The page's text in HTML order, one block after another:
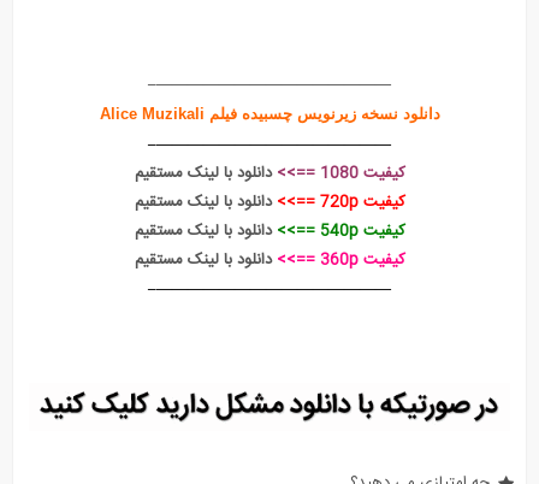
———————————————–
دانلود نسخه زیرنویس چسبیده فیلم Alice Muzikali
———————————————–
کیفیت 1080 ==>>
دانلود با لینک مستقیم
کیفیت 720p ==>>
دانلود با لینک مستقیم
کیفیت 540p ==>>
دانلود با لینک مستقیم
کیفیت 360p ==>>
دانلود با لینک مستقیم
———————————————–